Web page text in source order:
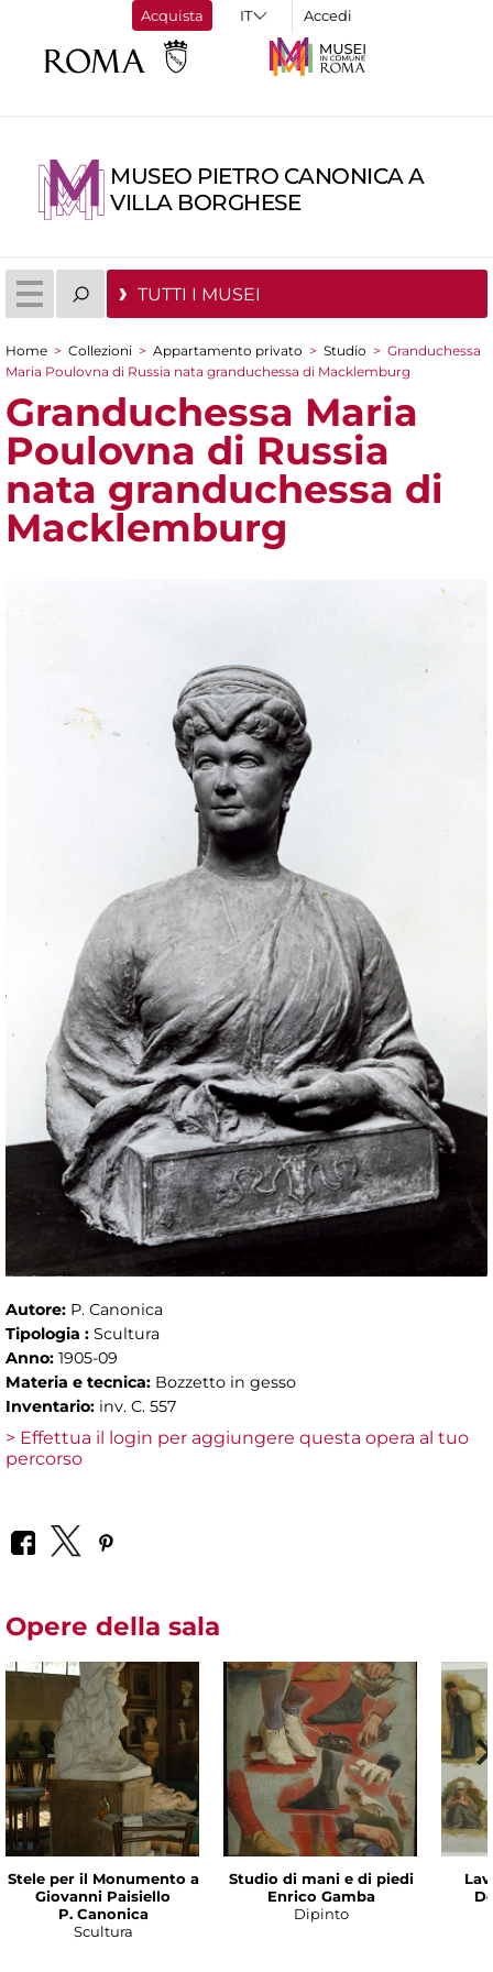
Acquista Accedi
MUSEO PIETRO CANONICA A
VILLA BORGHESE
TUTTI I MUSEI
Tu sei qui
Home > Collezioni > Appartamento privato > Studio > Granduchessa
Maria Poulovna di Russia nata granduchessa di Macklemburg
Granduchessa Maria
Poulovna di Russia
nata granduchessa di
Macklemburg
Autore: P. Canonica
Tipologia : Scultura
Anno: 1905-09
Materia e tecnica: Bozzetto in gesso
Inventario: inv. C. 557
> Effettua il login per aggiungere questa opera al tuo
percorso
Opere della sala
Stele per il Monumento a
Giovanni Paisiello
P. Canonica
Scultura
Studio di mani e di piedi
Enrico Gamba
Dipinto